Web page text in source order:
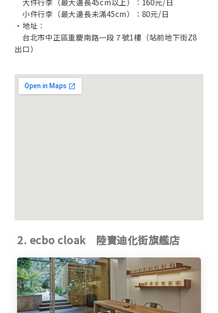
小件行李（最大邊長未滿45cm）：80元/日
・地址：
台北市中正區重慶南路一段７號1樓（站前地下街Z8
出口）
2. ecbo cloak 陸寶迪化街旗艦店